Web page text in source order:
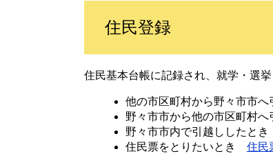
住民登録
住民基本台帳に記録され、就学・選
他の市区町村から野々市市
野々市市から他の市区町村
野々市市内で引越ししたと
住民票をとりたいとき 住民